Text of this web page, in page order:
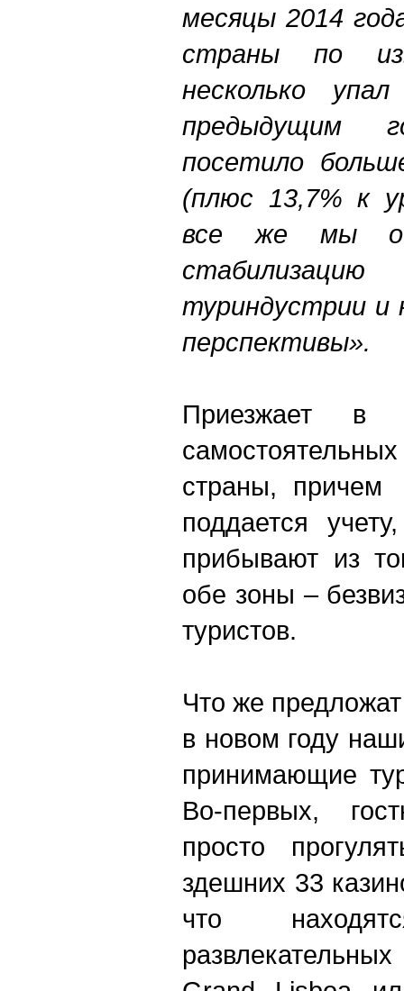
месяцы 2014
страны по
несколько
предыдущим
посетило
(плюс 13,7% к
все же мы
туриндустрии
перспективы».
Приезжает
страны,
поддается
прибывают из
обе зоны –
туристов.
Что же
в новом году
принимающие
Во-первых,
просто
здешних 33
что